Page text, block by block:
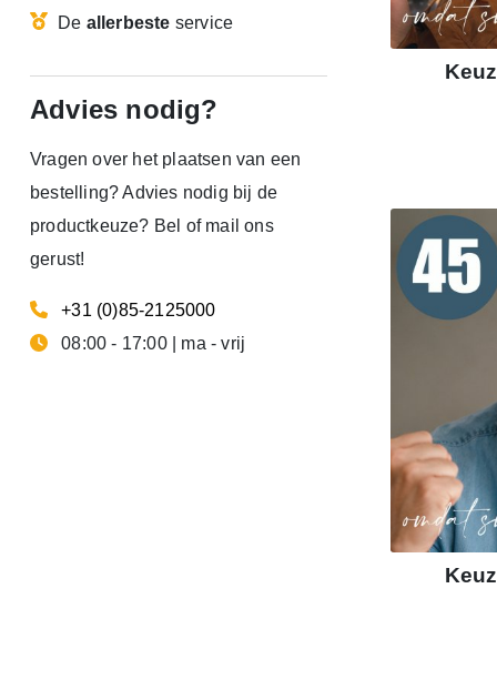
De allerbeste service
Advies nodig?
Vragen over het plaatsen van een
bestelling? Advies nodig bij de
productkeuze? Bel of mail ons
gerust!
+31 (0)85-2125000
08:00 - 17:00 | ma - vrij